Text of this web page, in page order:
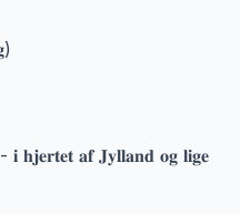
𝐚𝐟 𝐉𝐲𝐥𝐥𝐚𝐧𝐝 𝐨𝐠 𝐥𝐢𝐠𝐞